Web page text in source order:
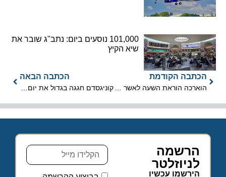
101,000 נוסעים ביום: נתב"ג שובר את
שיא הקיץ
הכתבה הקודמת הכתבה הבאה
הרשמה
לניוזלטר
הירשמו עכשיו